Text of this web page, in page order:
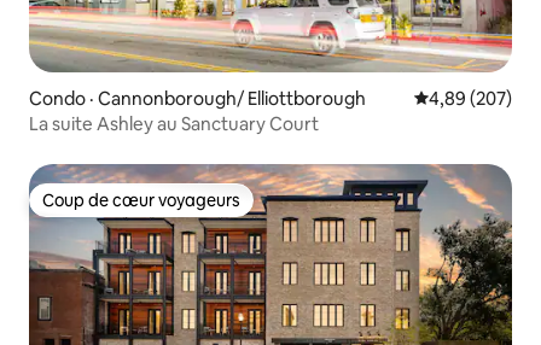
Condo · Cannonborough/ Elliottborough Note
4,89 (207)
La suite Ashley au Sanctuary Court
Coup de cœur voyageurs
Coup de cœur voyageurs